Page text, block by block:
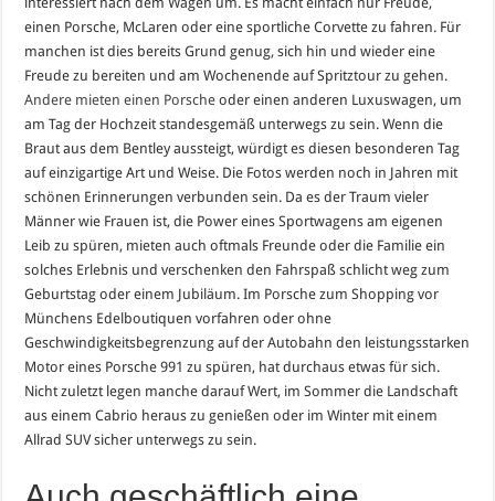
einen Porsche, McLaren oder eine sportliche Corvette zu fahren. Für
manchen ist dies bereits Grund genug, sich hin und wieder eine
Freude zu bereiten und am Wochenende auf Spritztour zu gehen.
Andere mieten einen Porsche oder einen anderen Luxuswagen, um
am Tag der Hochzeit standesgemäß unterwegs zu sein. Wenn die
Braut aus dem Bentley aussteigt, würdigt es diesen besonderen Tag
auf einzigartige Art und Weise. Die Fotos werden noch in Jahren mit
schönen Erinnerungen verbunden sein. Da es der Traum vieler
Männer wie Frauen ist, die Power eines Sportwagens am eigenen
Leib zu spüren, mieten auch oftmals Freunde oder die Familie ein
solches Erlebnis und verschenken den Fahrspaß schlicht weg zum
Geburtstag oder einem Jubiläum. Im Porsche zum Shopping vor
Münchens Edelboutiquen vorfahren oder ohne
Geschwindigkeitsbegrenzung auf der Autobahn den leistungsstarken
Motor eines Porsche 991 zu spüren, hat durchaus etwas für sich.
Nicht zuletzt legen manche darauf Wert, im Sommer die Landschaft
aus einem Cabrio heraus zu genießen oder im Winter mit einem
Allrad SUV sicher unterwegs zu sein.